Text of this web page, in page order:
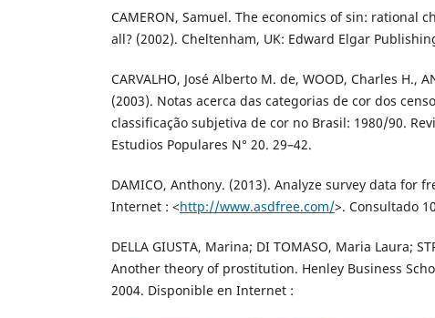
CAMERON, Samuel. The economics of sin: rational
all? (2002). Cheltenham, UK: Edward Elgar
CARVALHO, José Alberto M. de, WOOD, Charles H.,
(2003). Notas acerca das categorias de cor dos
classificação subjetiva de cor no Brasil: 1980/90.
Estudios Populares N° 20. 29–42.
DAMICO, Anthony. (2013). Analyze survey data for
Internet : <http://www.asdfree.com/>. Consultado
DELLA GIUSTA, Marina; DI TOMASO, Maria Laura;
Another theory of prostitution. Henley Business
2004. Disponible en Internet :